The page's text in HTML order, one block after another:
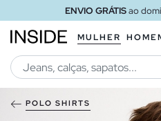
ENVIO GRÁTISao
MULHER
POLO SHIRTS